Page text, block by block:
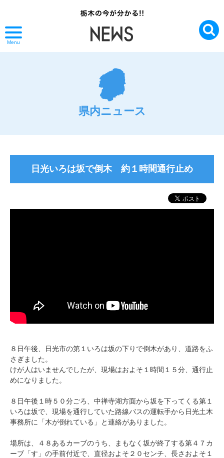
Menu
県内ニュース
日光いろは坂で倒木 約１時間通行止め
８日午後、日光市の第１いろは坂の下りで倒木があり、道路をふ
さぎました。
けが人はいませんでしたが、現場はおよそ１時間１５分、通行止
めになりました。
８日午後１時５０分ごろ、中禅寺湖方面から坂を下ってくる第１
いろは坂で、現場を通行していた路線バスの運転手から日光土木
事務所に「木が倒れている」と連絡がありました。
場所は、４８あるカーブのうち、まもなく坂が終了する第４７カ
ーブ「す」の手前付近で、直径およそ２０センチ、長さおよそ１